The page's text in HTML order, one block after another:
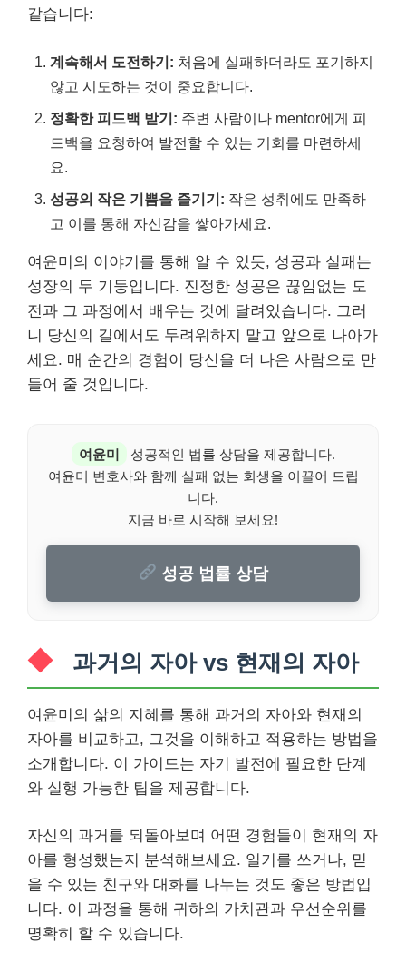
같습니다:
계속해서 도전하기: 처음에 실패하더라도 포기하지
않고 시도하는 것이 중요합니다.
정확한 피드백 받기: 주변 사람이나 mentor에게 피
드백을 요청하여 발전할 수 있는 기회를 마련하세
요.
성공의 작은 기쁨을 즐기기: 작은 성취에도 만족하
고 이를 통해 자신감을 쌓아가세요.
여윤미의 이야기를 통해 알 수 있듯, 성공과 실패는
성장의 두 기둥입니다. 진정한 성공은 끊임없는 도
전과 그 과정에서 배우는 것에 달려있습니다. 그러
니 당신의 길에서도 두려워하지 말고 앞으로 나아가
세요. 매 순간의 경험이 당신을 더 나은 사람으로 만
들어 줄 것입니다.
여윤미
성공적인 법률 상담을 제공합니다.
여윤미 변호사와 함께 실패 없는 회생을 이끌어 드립
니다.
지금 바로 시작해 보세요!
성공 법률 상담
과거의 자아 vs 현재의 자아
여윤미의 삶의 지혜를 통해 과거의 자아와 현재의
자아를 비교하고, 그것을 이해하고 적용하는 방법을
소개합니다. 이 가이드는 자기 발전에 필요한 단계
와 실행 가능한 팁을 제공합니다.
자신의 과거를 되돌아보며 어떤 경험들이 현재의 자
아를 형성했는지 분석해보세요. 일기를 쓰거나, 믿
을 수 있는 친구와 대화를 나누는 것도 좋은 방법입
니다. 이 과정을 통해 귀하의 가치관과 우선순위를
명확히 할 수 있습니다.